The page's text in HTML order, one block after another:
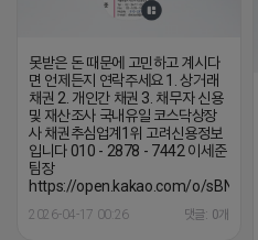
못받은 돈 때문에 고민하고 계시다
면 언제든지 연락주세요 1. 상거래
채권 2. 개인간 채권 3. 채무자 신용
및 재산조사 국내유일 코스닥상장
사 채권추심업계1위 고려신용정보
입니다 010 - 2878 - 7442 이세준
팀장
https://open.kakao.com/o/
2026-04-17 00:26 댓글: 0개